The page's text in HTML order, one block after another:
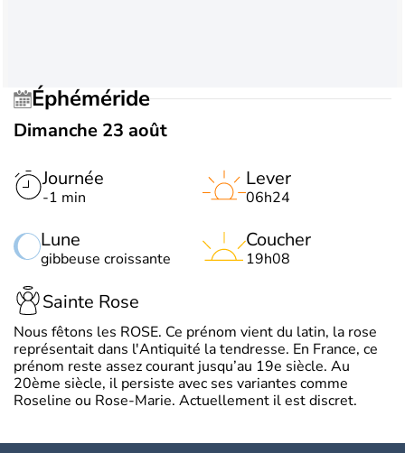
Éphéméride
Dimanche 23 août
Journée
-1 min
Lune
gibbeuse croissante
Lever
06h24
Coucher
19h08
Sainte Rose
Nous fêtons les ROSE. Ce prénom vient du latin, la rose
représentait dans l'Antiquité la tendresse. En France, ce
prénom reste assez courant jusqu’au 19e siècle. Au
20ème siècle, il persiste avec ses variantes comme
Roseline ou Rose-Marie. Actuellement il est discret.